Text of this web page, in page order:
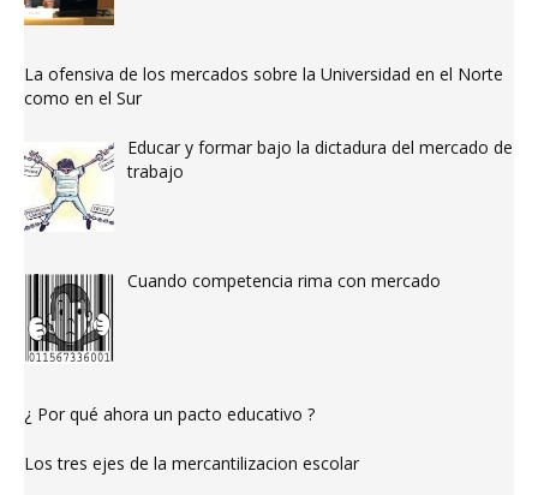
La ofensiva de los mercados sobre la Universidad en el Norte
como en el Sur
Educar y formar bajo la dictadura del mercado de
trabajo
Cuando competencia rima con mercado
¿ Por qué ahora un pacto educativo ?
Los tres ejes de la mercantilizacion escolar